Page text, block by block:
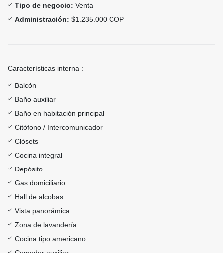
Tipo de negocio: Venta
Administración: $1.235.000 COP
Características interna :
Balcón
Baño auxiliar
Baño en habitación principal
Citófono / Intercomunicador
Clósets
Cocina integral
Depósito
Gas domiciliario
Hall de alcobas
Vista panorámica
Zona de lavandería
Cocina tipo americano